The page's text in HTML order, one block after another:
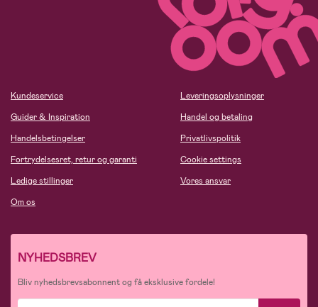
Kundeservice
Guider & Inspiration
Handelsbetingelser
Fortrydelsesret, retur og garanti
Ledige stillinger
Om os
Leveringsoplysninger
Handel og betaling
Privatlivspolitik
Cookie settings
Vores ansvar
NYHEDSBREV
Bliv nyhedsbrevsabonnent og få eksklusive fordele!